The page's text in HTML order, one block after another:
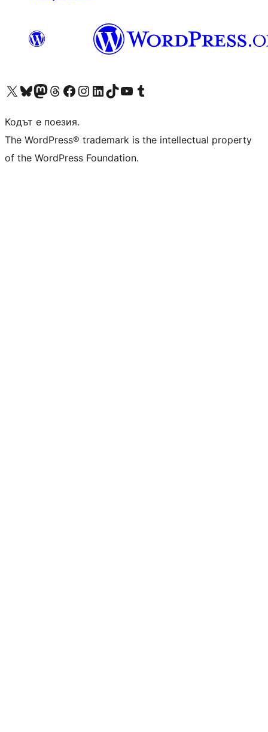
Visit our X (formerly Twitter) account
Visit our Bluesky account
Visit our Mastodon account
Visit our Threads account
Посетете нашата страница във Facebook
Посетете нашия профил в Instagram
Посетете нашия профил в LinkedIn
Visit our TikTok account
Visit our YouTube channel
Visit our Tumblr account
Кодът е поезия.
The WordPress® trademark is the intellectual property
of the WordPress Foundation.